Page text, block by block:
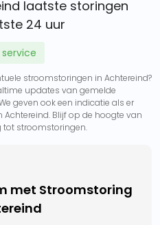
laatste storingen
24 uur
stroomstoringen in Achtereind?
updates van gemelde
geven ook een indicatie als er
Blijf op de hoogte van
tot stroomstoringen.
met Stroomstoring